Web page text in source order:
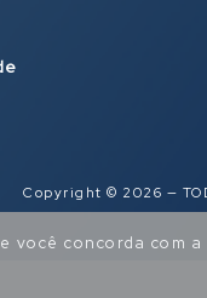
Copyright © 2026 —
você concorda com a